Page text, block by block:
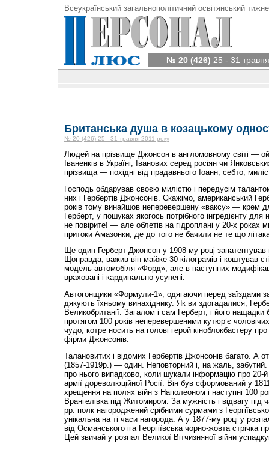
Всеукраїнський загальнополітичний освітянський
№ 20 (426) 25 - 31
Британська душа в козацькому
№ 20 (426) 25 - 31 травня 2011 року
Людей на прізвище Джонсон в англомовному світі —
Іваненків в Україні, Іванових серед росіян чи
прізвища — похідні від прадавнього Іоанн, себто,
Господь обдарував своєю милістю і передусім
них і Гербертів Джонсонів. Скажімо, американський
років тому винайшов неперевершену «ваксу» — крем
Герберт, у пошуках якогось потрібного інгредієнту
не повірите! — але облетів на гідроплані у 20-х роках
притоки Амазонки, де до того не бачили не те що
Ще один Герберт Джонсон у 1908-му році запатентував
Щоправда, важив він майже 30 кілограмів і коштував
модель автомобіля «Форд», але в наступних
враховані і кардинально усунені.
Автогонщики «Формули-1», одягаючи перед заїздами
дякують їхньому винахіднику. Як ви здогадалися,
Великобританії. Загалом і сам Герберт, і його
протягом 100 років неперевершеними кутюр’є
чудо, котре носить на голові герой кіноблокбастеру
фірми Джонсонів.
Талановитих і відомих Гербертів Джонсонів багато. А
(1857-1919р.) — один. Неповторний і, на жаль,
про нього випадково, коли шукали інформацію про 20-й
армії дореволюційної Росії. Він був сформований у
хрещення на полях війн з Наполеоном і наступні 100
Врангелівка під Житомиром. За мужність і відвагу під
рр. полк нагороджений срібними сурмами з
унікальна на ті часи нагорода. А у 1877-му році у
від Османського іга Георгіївська чорно-жовта стрічка
Цей звичай у розпал Великої Вітчизняної війни